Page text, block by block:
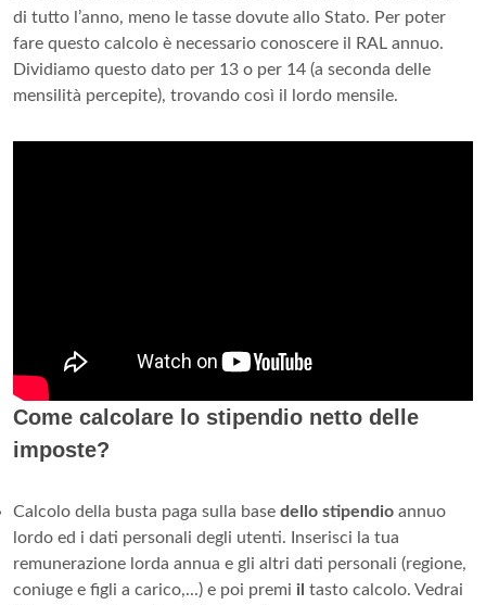
di tutto l’anno, meno le tasse dovute allo Stato. Per poter
fare questo calcolo è necessario conoscere il RAL annuo.
Dividiamo questo dato per 13 o per 14 (a seconda delle
mensilità percepite), trovando così il lordo mensile.
Come calcolare lo stipendio netto delle
imposte?
Calcolo della busta paga sulla base dello stipendio annuo
lordo ed i dati personali degli utenti. Inserisci la tua
remunerazione lorda annua e gli altri dati personali (regione,
coniuge e figli a carico,...) e poi premi il tasto calcolo. Vedrai